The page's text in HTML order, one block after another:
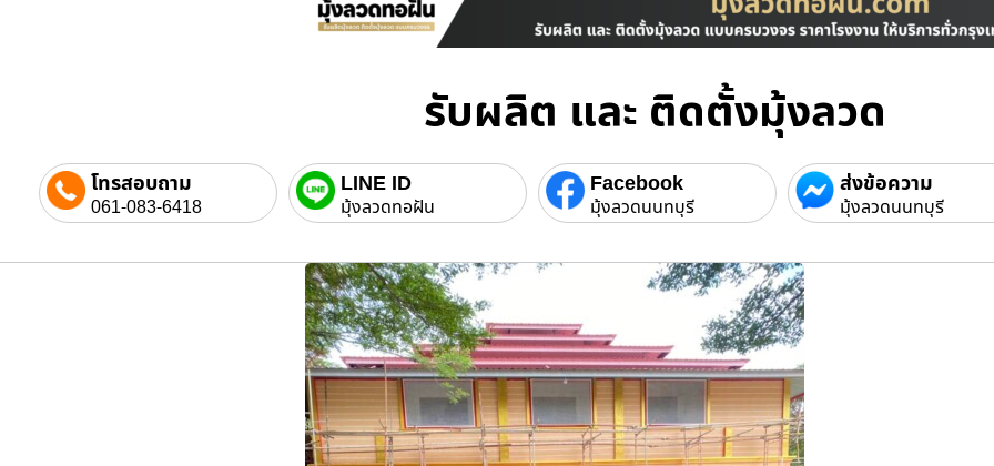
รับผลิต และ ติดตั้งมุ้งลวด
โทรสอบถาม
061-083-6418
LINE ID
มุ้งลวดทอฝัน
Facebook
มุ้งลวดนนทบุรี
ส่งข้อความ
มุ้งลวดนนทบุรี